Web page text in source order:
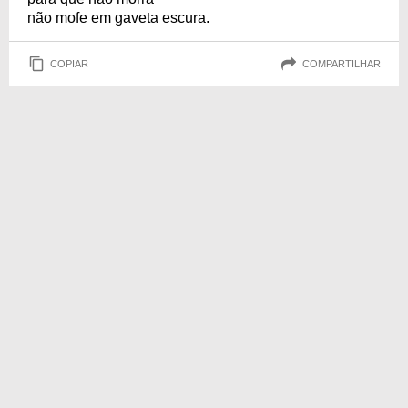
não mofe em gaveta escura.
COPIAR COMPARTILHAR